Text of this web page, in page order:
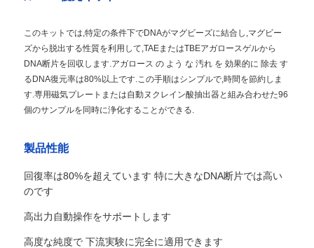
このキットでは,特定の条件下でDNAがマグビーズに結合し,マグビー
ズから脱出する性質を利用して,TAEまたはTBEアガロースゲルから
DNA断片を回収します.アガロース の よう な 汚れ を 効果的に 除去 す
るDNA復元率は80%以上です.この手順はシンプルで,時間を節約しま
す.専用磁気プレートまたは自動ヌクレイン酸抽出器と組み合わせた96
個のサンプルを同時に浄化することができる.
製品性能
回復率は80%を超えています 特に大きなDNA断片では高い
のです
高出力自動操作をサポートします
高度な純度で 下流実験に完全に適用できます